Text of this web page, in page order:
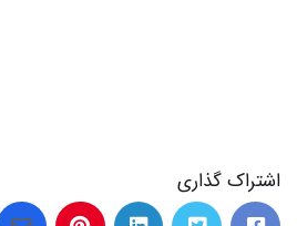
اشتراک گذاری